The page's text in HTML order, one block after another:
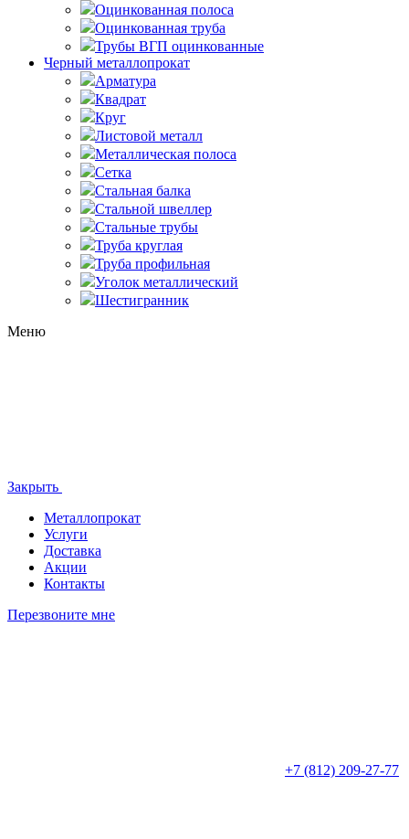
Оцинкованная полоса
Оцинкованная труба
Трубы ВГП оцинкованные
Черный металлопрокат
Арматура
Квадрат
Круг
Листовой металл
Металлическая полоса
Сетка
Стальная балка
Стальной швеллер
Стальные трубы
Труба круглая
Труба профильная
Уголок металлический
Шестигранник
Меню
Закрыть
Металлопрокат
Услуги
Доставка
Акции
Контакты
Перезвоните мне
+7 (812) 209-27-77